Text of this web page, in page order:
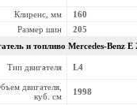
Клиренс, мм
160
Размер шин
205
и топливо Mercedes-Benz E
Тип двигателя L4
двигателя,
куб. см
1998